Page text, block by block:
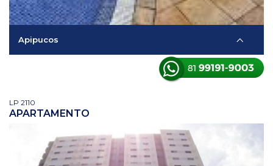
Apipucos
LP 2110
APARTAMENTO